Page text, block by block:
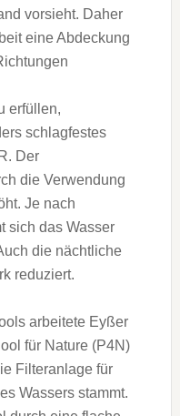
vorsieht. Daher
eine Abdeckung
erfüllen,
schlagfestes
Der
die Verwendung
Je nach
sich das Wasser
die nächtliche
reduziert.
arbeitete Eyßer
für Nature (P4N)
Filteranlage für
Wassers stammt.